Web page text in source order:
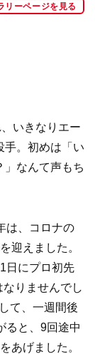
リーページを見る
いきなりエー
手。初めは「い
なんて声もち
は、コロナの
迎えました。
日にプロ初先
りませんでし
て、一週間後
ると、9回途中
あげました。